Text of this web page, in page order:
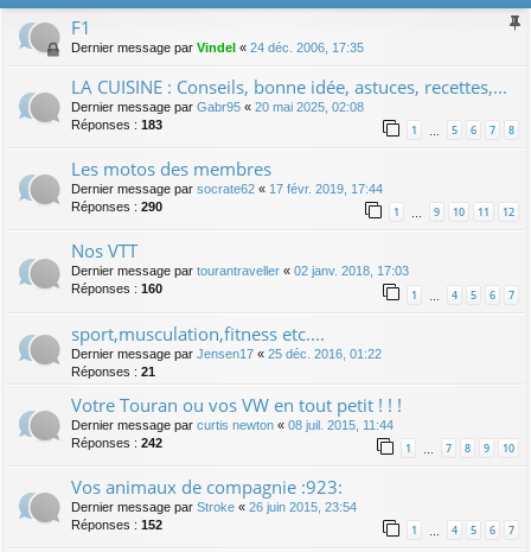
F1
Dernier message par Vindel « 24 déc. 2006, 17:35
LA CUISINE : Conseils, bonne idée, astuces, recettes,...
Dernier message par Gabr95 « 20 mai 2025, 02:08
Réponses : 183 1 … 5 6 7 8
Les motos des membres
Dernier message par socrate62 « 17 févr. 2019, 17:44
Réponses : 290 1 … 9 10 11 12
Nos VTT
Dernier message par tourantraveller « 02 janv. 2018, 17:03
Réponses : 160 1 4 5 6 7
sport,musculation,fitness etc....
Dernier message par Jensen17 « 25 déc. 2016, 01:22
Réponses : 21
Votre Touran ou vos VW en tout petit ! ! !
Dernier message par curtis newton « 08 juil. 2015, 11:44
Réponses : 242 1 7 8 9 10
Vos animaux de compagnie :923:
Dernier message par Stroke « 26 juin 2015, 23:54
Réponses : 152 1 4 5 6 7